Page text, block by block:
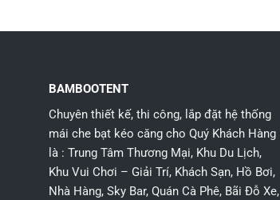
BAMBOOTENT
Chuyên thiết kế, thi công, lắp đặt hệ thống
mái che bạt kéo căng cho Quý Khách Hàng
là : Trung Tâm Thương Mại, Khu Du Lịch,
Khu Vui Chơi – Giải Trí, Khách Sạn, Hồ Bơi,
Nhà Hàng, Sky Bar, Quán Cà Phê, Bãi Đỗ Xe,